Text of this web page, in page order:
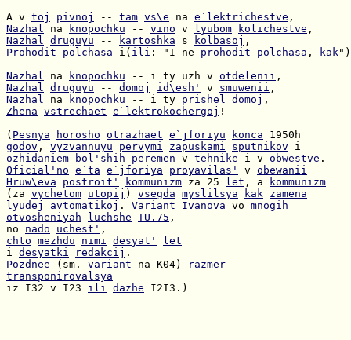
A v toj pivnoj -- tam vs\e na e`lektrichestve
Nazhal na knopochku -- vino v lyubom kolichestve
Nazhal druguyu -- kartoshka s kolbasoj
Prohodit
polchasa i( ili : "I ne prohodit polchasa , kak
Nazhal na knopochku -- i ty uzh v otdelenii
Nazhal druguyu -- domoj id\esh' v smuwenii
Nazhal na knopochku -- i ty prishel domoj
Zhena vstrechaet e`lektrokochergoj !
( Pesnya horosho otrazhaet e`jforiyu konca
godov , vyzvannuyu pervymi zapuskami sputnikov
ozhidaniem
bol'shih peremen v tehnike i v obwestve
Oficial'no e`ta e`jforiya proyavilas' v obewanii
Hruw\eva
postroit' kommunizm za 25 let , a
kommunizm
(za vychetom utopij ) vsegda myslilsya kak zamena
lyudej
avtomatikoj . Variant Ivanova vo mnogih
otvosheniyah
luchshe TU.75
no nado uchest'
chto mezhdu nimi desyat'
let
i desyatki redakcij
Pozdnee (sm. variant na K04)
razmer
transponirovalsya
iz I32 v I23 ili dazhe I2I3.)